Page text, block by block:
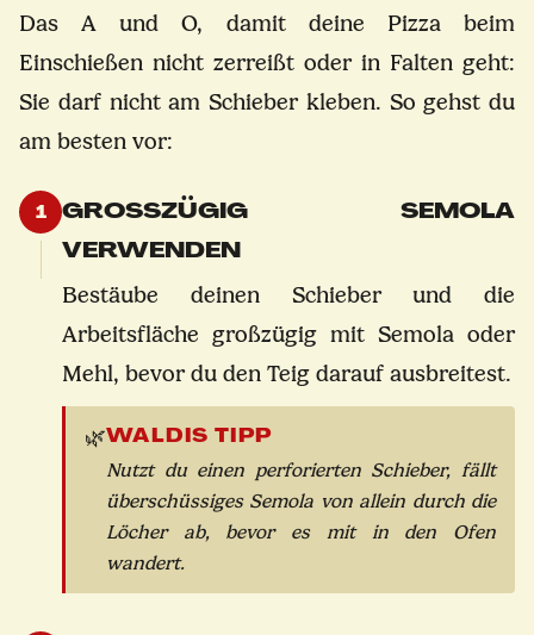
Das A und O, damit deine Pizza beim
Einschießen nicht zerreißt oder in Falten geht:
Sie darf nicht am Schieber kleben. So gehst du
am besten vor:
1
GROSSZÜGIG SEMOLA V
ERWENDEN
Bestäube deinen Schieber und die
Arbeitsfläche großzügig mit Semola oder
Mehl, bevor du den Teig darauf ausbreitest.
🌿WALDIS TIPP
Nutzt du einen perforierten Schieber, fällt
überschüssiges Semola von allein durch die
Löcher ab, bevor es mit in den Ofen
wandert.